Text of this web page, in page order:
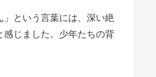
という言葉には、深い絶
じました。少年たちの背